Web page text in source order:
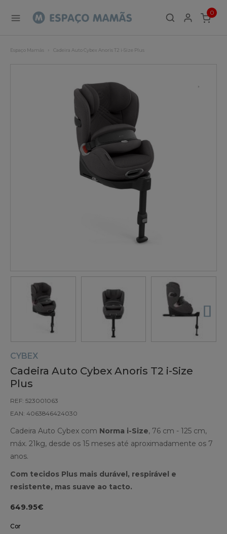
0
ITEMS
Espaço Mamãs Cadeira Auto Cybex Anoris T2 i-Size Plus
CYBEX
Cadeira Auto Cybex Anoris T2 i-Size
Plus
REF: 523001063
EAN: 4063846424030
Cadeira Auto Cybex com Norma i-Size, 76 cm - 125 cm,
máx. 21kg, desde os 15 meses até aproximadamente os 7
anos.
Com tecidos Plus mais durável, respirável e
resistente, mas suave ao tacto.
649.95€
Cor